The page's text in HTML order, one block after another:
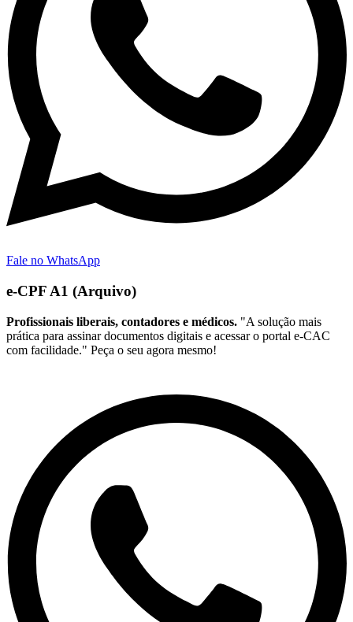
Fale no WhatsApp
e-CPF A1 (Arquivo)
Profissionais liberais, contadores e médicos. "A solução mais
prática para assinar documentos digitais e acessar o portal e-CAC
com facilidade." Peça o seu agora mesmo!